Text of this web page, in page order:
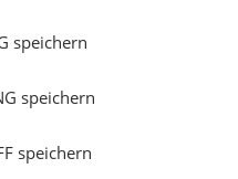
speichern
speichern
speichern